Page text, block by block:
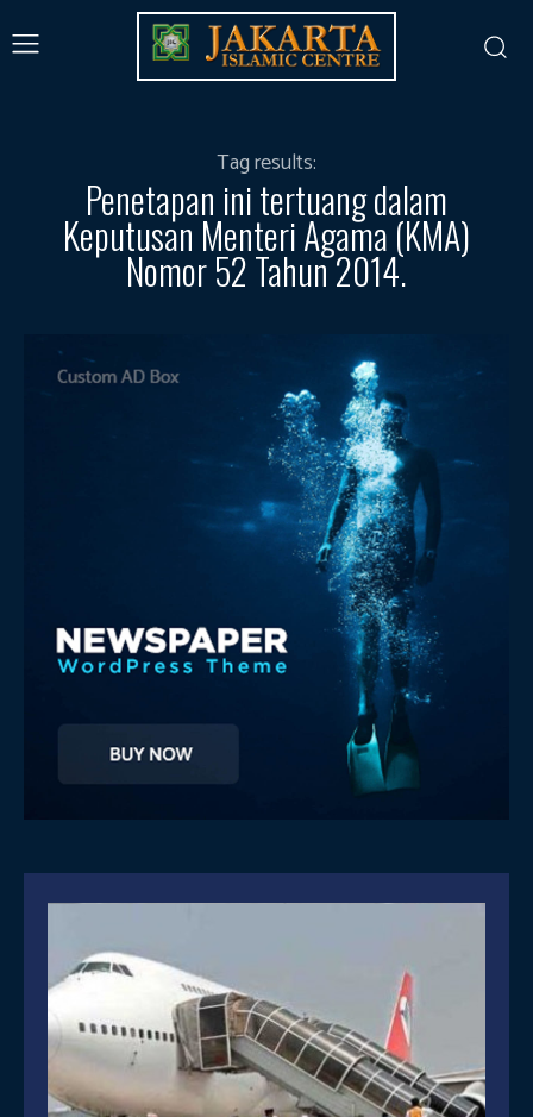
Tag results:
Penetapan ini tertuang dalam
Keputusan Menteri Agama (KMA)
Nomor 52 Tahun 2014.